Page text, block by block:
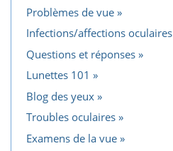
Problèmes de vue
Infections/affections oculaires
Questions et réponses
Lunettes 101
Blog des yeux
Troubles oculaires
Examens de la vue